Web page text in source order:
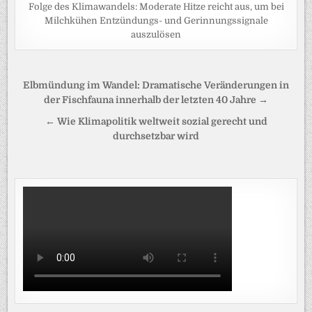
Folge des Klimawandels: Moderate Hitze reicht aus, um bei
Milchkühen Entzündungs- und Gerinnungssignale
auszulösen
Beitragsnavigation
Elbmündung im Wandel: Dramatische Veränderungen in
der Fischfauna innerhalb der letzten 40 Jahre →
← Wie Klimapolitik weltweit sozial gerecht und
durchsetzbar wird